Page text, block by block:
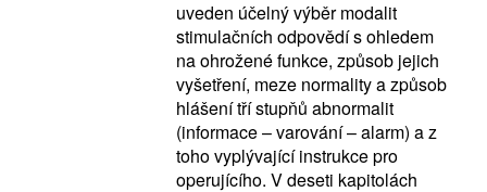
uveden účelný výběr modalit
stimulačních odpovědí s ohledem
na ohrožené funkce, způsob jejich
vyšetření, meze normality a způsob
hlášení tří stupňů abnormalit
(informace – varování – alarm) a z
toho vyplývající instrukce pro
operujícího. V deseti kapitolách